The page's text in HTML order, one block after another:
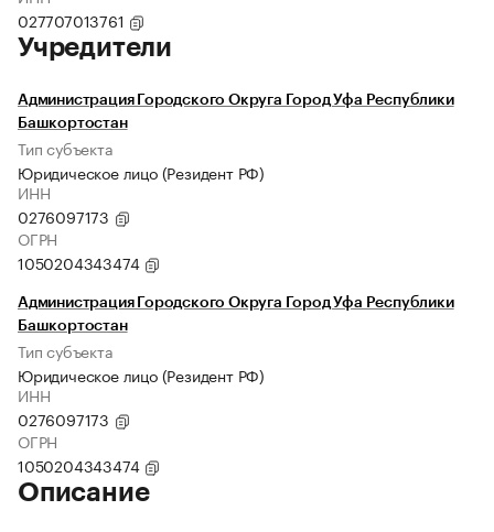
027707013761
Учредители
Администрация Городского Округа Город Уфа Республики
Башкортостан
Тип субъекта
Юридическое лицо (Резидент РФ)
ИНН
0276097173
ОГРН
1050204343474
Администрация Городского Округа Город Уфа Республики
Башкортостан
Тип субъекта
Юридическое лицо (Резидент РФ)
ИНН
0276097173
ОГРН
1050204343474
Описание